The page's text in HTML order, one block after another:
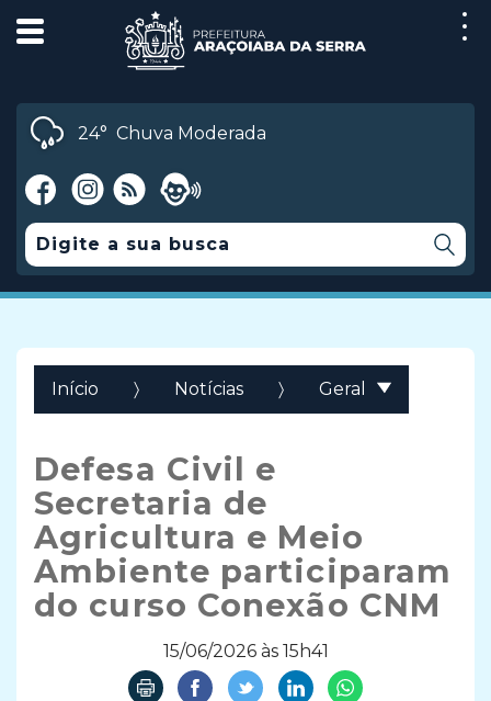
24° Chuva Moderada
Início Notícias Geral
Defesa Civil e
Secretaria de
Agricultura e Meio
Ambiente participaram
do curso Conexão CNM
15/06/2026 às 15h41